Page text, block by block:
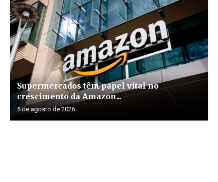
Supermercados têm papel vital no
crescimento da Amazon...
5 de agosto de 2026